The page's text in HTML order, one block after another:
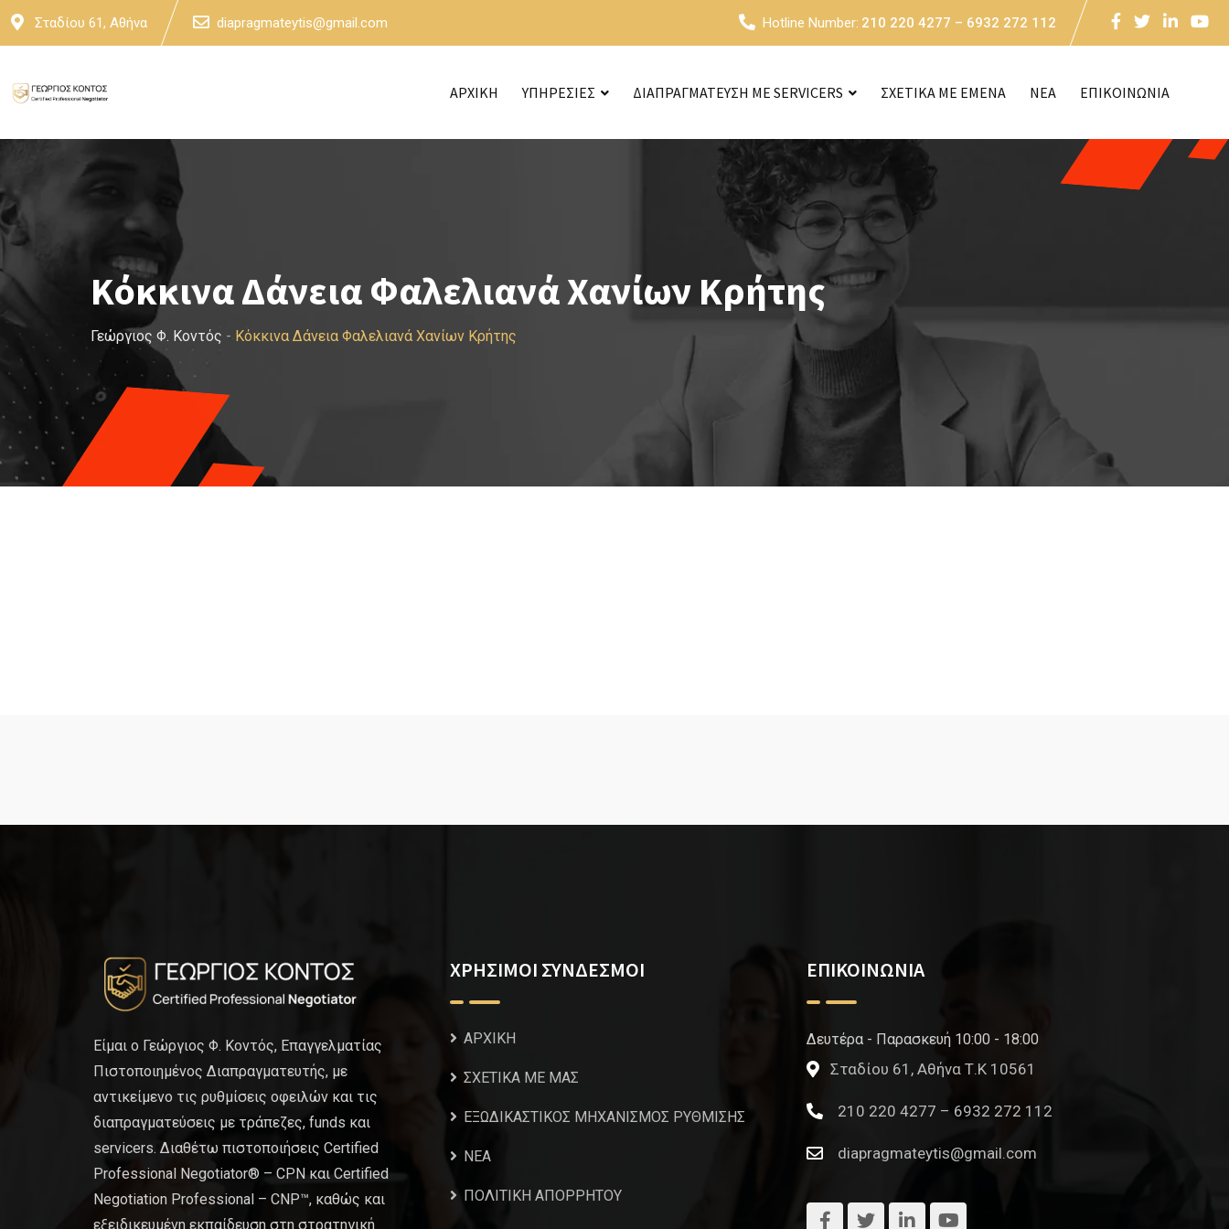
Skip
Σταδίου 61, Αθήνα diapragmateytis@gmail.com Hotline Number: 210 220 4277 – 6932 272 112
ΑΡΧΙΚΗ ΥΠΗΡΕΣΙΕΣ ΔΙΑΠΡΑΓΜΑΤΕΥΣΗ ΜΕ SERVICERS ΣΧΕΤΙΚΑ ΜΕ ΕΜΕΝΑ NEA ΕΠΙΚΟΙΝΩΝΙΑ
Κόκκινα Δάνεια Φαλελιανά Χανίων Κρήτης
Γεώργιος Φ. Κοντός - Κόκκινα Δάνεια Φαλελιανά Χανίων Κρήτης
Είμαι ο Γεώργιος Φ. Κοντός, Επαγγελματίας
Πιστοποιημένος Διαπραγματευτής, με
αντικείμενο τις ρυθμίσεις οφειλών και τις
διαπραγματεύσεις με τράπεζες, funds και
servicers. Διαθέτω πιστοποιήσεις Certified
Professional Negotiator® – CPN και Certified
Negotiation Professional – CNP™, καθώς και
εξειδικευμένη εκπαίδευση στη στρατηγική
ΧΡΗΣΙΜΟΙ ΣΥΝΔΕΣΜΟΙ
ΑΡΧΙΚΗ
ΣΧΕΤΙΚΑ ΜΕ ΜΑΣ
ΕΞΩΔΙΚΑΣΤΙΚΟΣ ΜΗΧΑΝΙΣΜΟΣ ΡΥΘΜΙΣΗΣ
NEA
ΠΟΛΙΤΙΚΗ ΑΠΟΡΡΗΤΟΥ
ΕΠΙΚΟΙΝΩΝΙΑ
Δευτέρα - Παρασκευή 10:00 - 18:00
Σταδίου 61, Αθήνα Τ.Κ 10561
210 220 4277 – 6932 272 112
diapragmateytis@gmail.com